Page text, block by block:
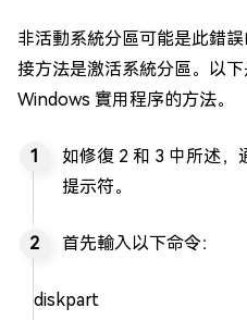
非活動系統分區可能是此錯
接方法是激活系統分區。以
Windows 實用程序的方法。
如修復 2 和 3 中所述
提示符。
首先輸入以下命令：
diskpart